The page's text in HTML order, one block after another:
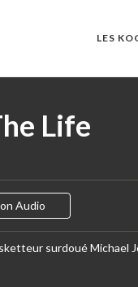
LES
Life
Audio
surdoué Michael